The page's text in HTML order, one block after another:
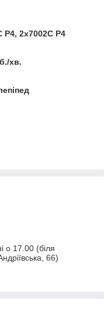
P4, 2х7002C P4
хв.
о 17.00 (біля
66)